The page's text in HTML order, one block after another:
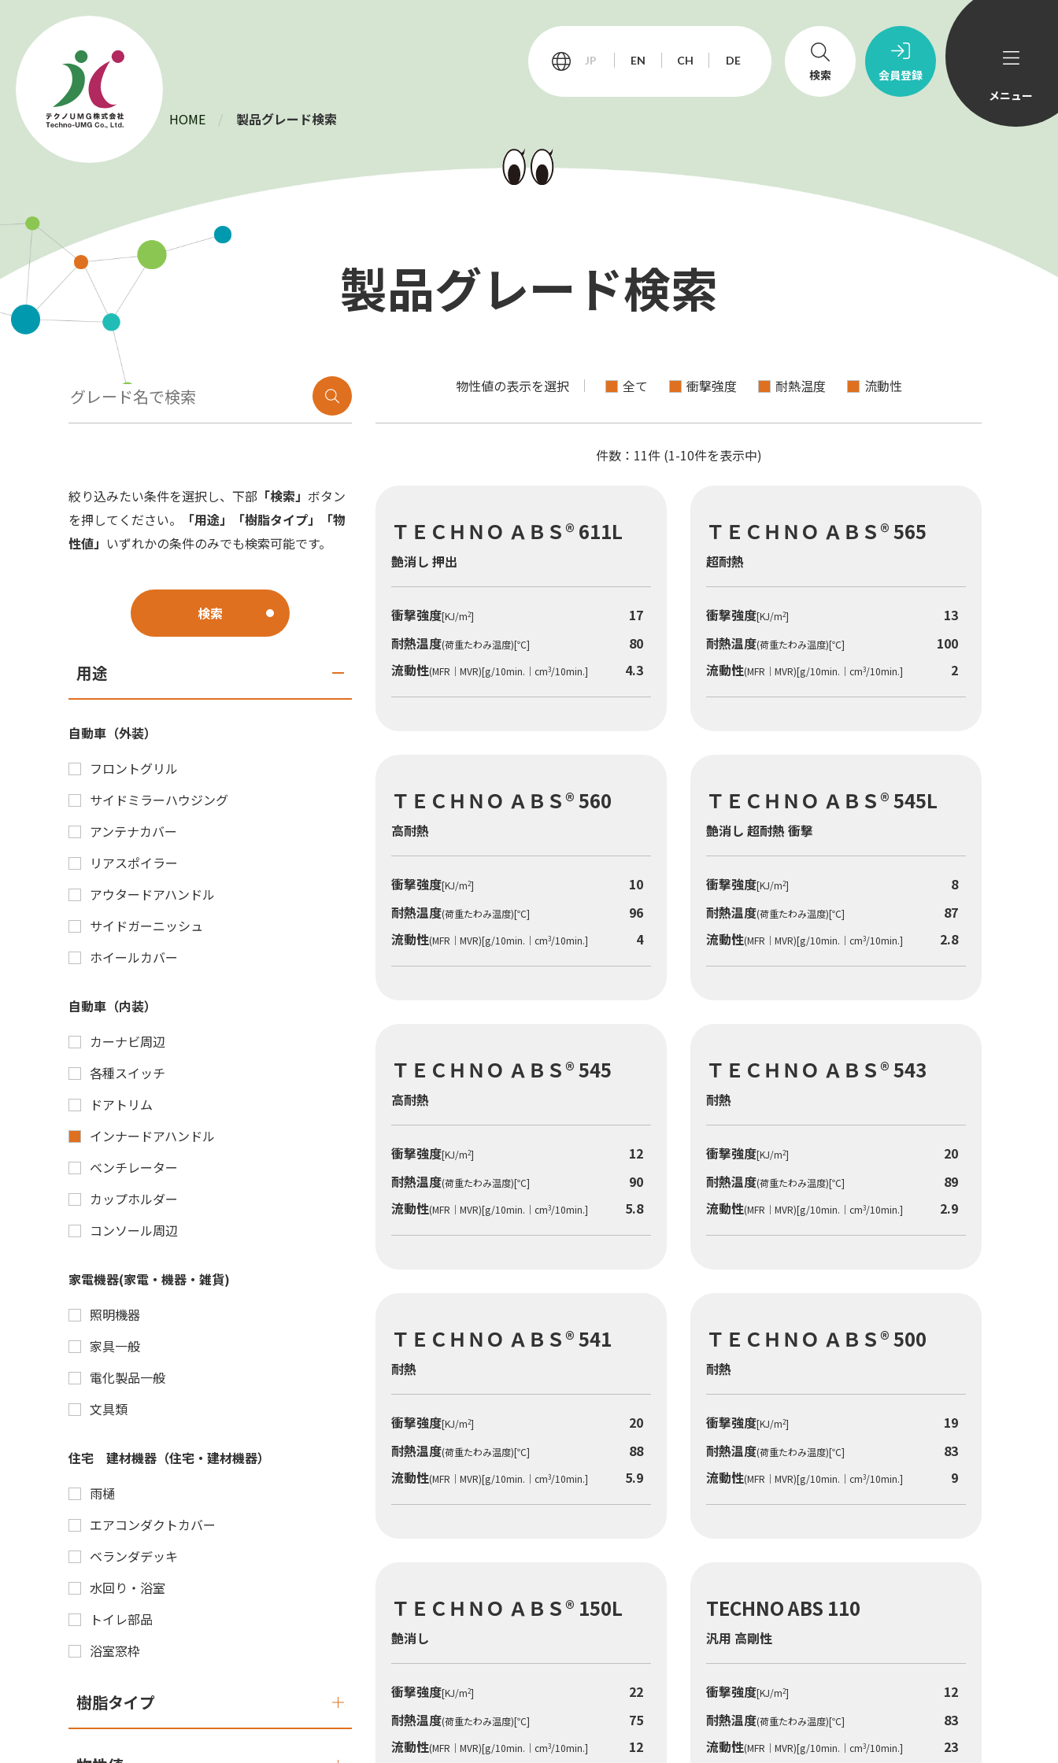
JP EN CH DE
検索 会員登録
HUSHLLOY
VIVILLOY
技術紹介
会社情報
サステナビリティ
ニュース&トピックス
採用情報
プライバシーポリシー
東京都港区東新橋1-9-2 汐留住友ビル22階
閉じる
メニュー
HOME 製品グレード検索
製品グレード検索
物性値の表示を選択 全て 衝撃強度 耐熱温度 流動性
件数：11件 (1-10件を表示中)
ＴＥＣＨＮＯ ＡＢＳ® 611L
艶消し 押出
衝撃強度[KJ/m2]
17
耐熱温度(荷重たわみ温度)[℃]
80
流動性(MFR｜MVR)[g/10min.｜cm3/10min.] 4.3
ＴＥＣＨＮＯ ＡＢＳ® 565
超耐熱
衝撃強度[KJ/m2]
13
耐熱温度(荷重たわみ温度)[℃]
100
流動性(MFR｜MVR)[g/10min.｜cm3/10min.] 2
ＴＥＣＨＮＯ ＡＢＳ® 560
高耐熱
衝撃強度[KJ/m2]
10
耐熱温度(荷重たわみ温度)[℃]
96
流動性(MFR｜MVR)[g/10min.｜cm3/10min.] 4
ＴＥＣＨＮＯ ＡＢＳ® 545L
艶消し 超耐熱 衝撃
衝撃強度[KJ/m2]
8
耐熱温度(荷重たわみ温度)[℃]
87
流動性(MFR｜MVR)[g/10min.｜cm3/10min.] 2.8
ＴＥＣＨＮＯ ＡＢＳ® 545
高耐熱
衝撃強度[KJ/m2]
12
耐熱温度(荷重たわみ温度)[℃]
90
流動性(MFR｜MVR)[g/10min.｜cm3/10min.] 5.8
ＴＥＣＨＮＯ ＡＢＳ® 543
耐熱
衝撃強度[KJ/m2]
20
耐熱温度(荷重たわみ温度)[℃]
89
流動性(MFR｜MVR)[g/10min.｜cm3/10min.] 2.9
ＴＥＣＨＮＯ ＡＢＳ® 541
耐熱
衝撃強度[KJ/m2]
20
耐熱温度(荷重たわみ温度)[℃]
88
流動性(MFR｜MVR)[g/10min.｜cm3/10min.] 5.9
ＴＥＣＨＮＯ ＡＢＳ® 500
耐熱
衝撃強度[KJ/m2]
19
耐熱温度(荷重たわみ温度)[℃]
83
流動性(MFR｜MVR)[g/10min.｜cm3/10min.] 9
ＴＥＣＨＮＯ ＡＢＳ® 150L
艶消し
衝撃強度[KJ/m2]
22
耐熱温度(荷重たわみ温度)[℃]
75
流動性(MFR｜MVR)[g/10min.｜cm3/10min.] 12
TECHNO ABS 110
汎用 高剛性
衝撃強度[KJ/m2]
12
耐熱温度(荷重たわみ温度)[℃]
83
流動性(MFR｜MVR)[g/10min.｜cm3/10min.] 23
絞り込みたい条件を選択し、下部 「検索」 ボタン
を押してください。
「用途」「樹脂タイプ」「物
性値」 いずれかの条件のみでも検索可能です。
検索
用途
自動車（外装）
フロントグリル
サイドミラーハウジング
アンテナカバー
リアスポイラー
アウタードアハンドル
サイドガーニッシュ
ホイールカバー
自動車（内装）
カーナビ周辺
各種スイッチ
ドアトリム
インナードアハンドル
ベンチレーター
カップホルダー
コンソール周辺
家電機器(家電・機器・雑貨)
照明機器
家具一般
電化製品一般
文具類
住宅 建材機器（住宅・建材機器）
雨樋
エアコンダクトカバー
ベランダデッキ
水回り・浴室
トイレ部品
浴室窓枠
樹脂タイプ